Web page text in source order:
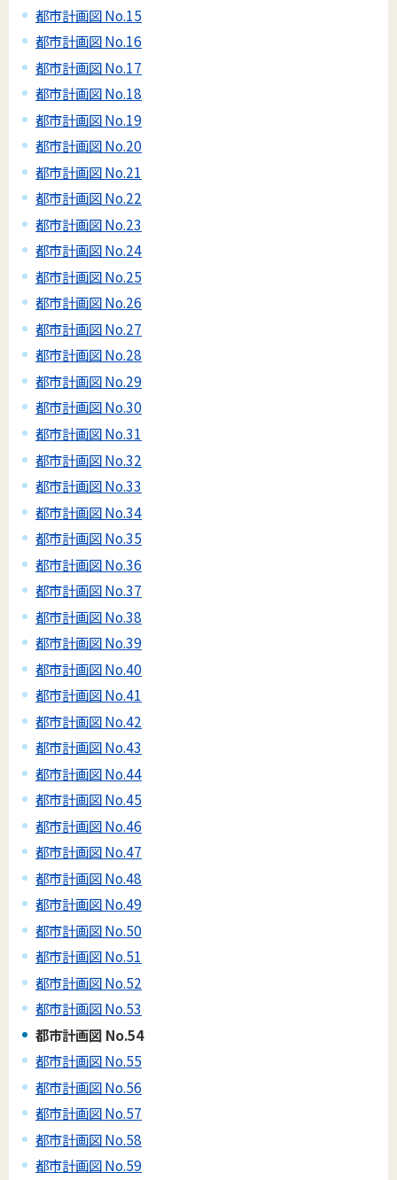
都市計画図 No.15
都市計画図 No.16
都市計画図 No.17
都市計画図 No.18
都市計画図 No.19
都市計画図 No.20
都市計画図 No.21
都市計画図 No.22
都市計画図 No.23
都市計画図 No.24
都市計画図 No.25
都市計画図 No.26
都市計画図 No.27
都市計画図 No.28
都市計画図 No.29
都市計画図 No.30
都市計画図 No.31
都市計画図 No.32
都市計画図 No.33
都市計画図 No.34
都市計画図 No.35
都市計画図 No.36
都市計画図 No.37
都市計画図 No.38
都市計画図 No.39
都市計画図 No.40
都市計画図 No.41
都市計画図 No.42
都市計画図 No.43
都市計画図 No.44
都市計画図 No.45
都市計画図 No.46
都市計画図 No.47
都市計画図 No.48
都市計画図 No.49
都市計画図 No.50
都市計画図 No.51
都市計画図 No.52
都市計画図 No.53
都市計画図 No.54
都市計画図 No.55
都市計画図 No.56
都市計画図 No.57
都市計画図 No.58
都市計画図 No.59